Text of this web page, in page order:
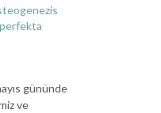
gününde
ve